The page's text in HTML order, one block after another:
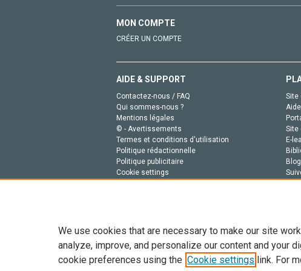
MON COMPTE
CRÉER UN COMPTE
AIDE & SUPPORT
Contactez-nous / FAQ
Qui sommes-nous ?
Mentions légales
© - Avertissements
Termes et conditions d'utilisation
Politique rédactionnelle
Politique publicitaire
Cookie settings
Site
Site
E-
Tout le contenu de ce site: Copyright © 2026 Elsevier,
We use cookies that are necessary to make our site
analyze, improve, and personalize our content and your
cookie preferences using the Cookie settings link. For